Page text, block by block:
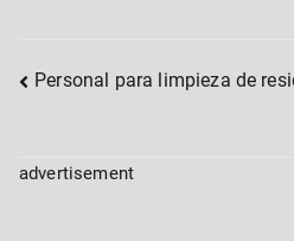
Post
Personal para limpieza de
advertisement